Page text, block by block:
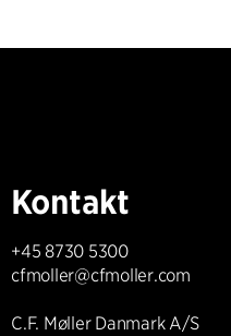
Kontakt
+45 8730 5300
cfmoller@cfmoller.com
C.F. Møller Danmark A/S